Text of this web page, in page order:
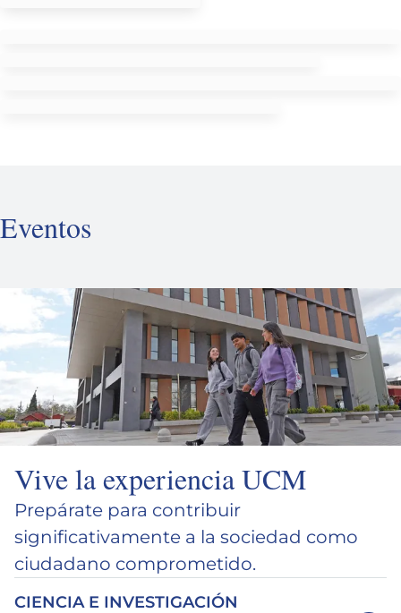
Eventos
Vive la experiencia UCM
Prepárate para contribuir
significativamente a la sociedad como
ciudadano comprometido.
CIENCIA E INVESTIGACIÓN